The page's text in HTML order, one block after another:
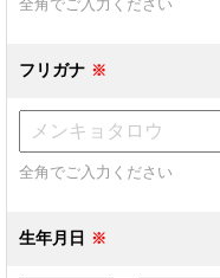
全角でご入力ください
フリガナ
全角でご入力ください
生年月日